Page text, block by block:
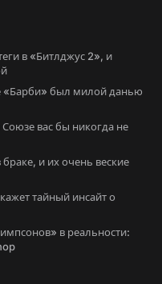
в «Битлджус 2», и
«Барби» был милой данью
вас бы никогда не
и их очень веские
тайный инсайт о
в реальности: